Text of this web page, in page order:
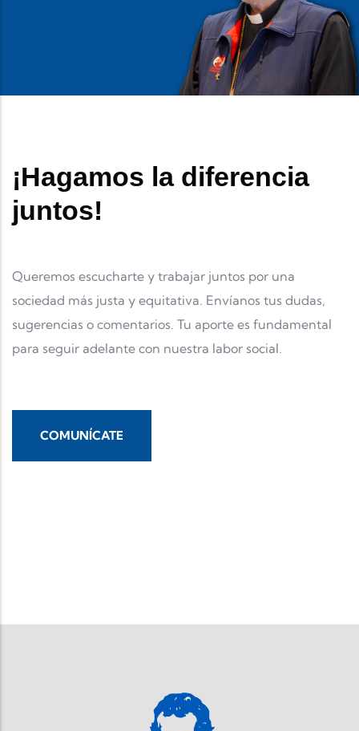
¡Hagamos la diferencia
juntos!
Queremos escucharte y trabajar juntos por una
sociedad más justa y equitativa. Envíanos tus dudas,
sugerencias o comentarios. Tu aporte es fundamental
para seguir adelante con nuestra labor social.
COMUNÍCATE